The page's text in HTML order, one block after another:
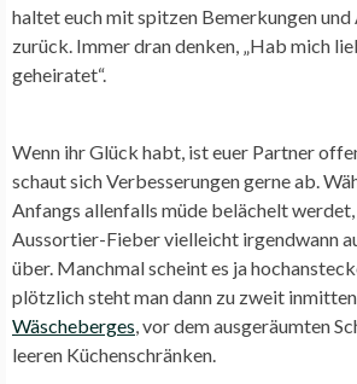
haltet euch mit spitzen Bemerkungen und
zurück. Immer dran denken, „Hab mich
geheiratet“.
Wenn ihr Glück habt, ist euer Partner
schaut sich Verbesserungen gerne ab.
Anfangs allenfalls müde belächelt
Aussortier-Fieber vielleicht irgendwann
über. Manchmal scheint es ja
plötzlich steht man dann zu zweit
Wäscheberges , vor dem ausgeräumten
leeren Küchenschränken.